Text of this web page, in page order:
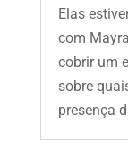
Elas
com
cobrir um
sobre
presença